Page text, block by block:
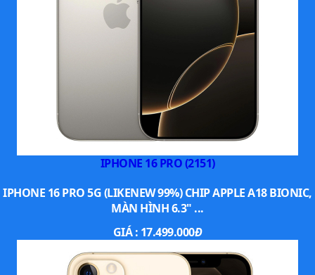
Ngoài ra, AI camera cũng đã được xuất hiện trên iPhone
Xs giúp máy có thể nhận biết được các vật thể để tự
động điều chỉnh màu sắc, độ tương phản sao cho phù
IPHONE 16 PRO (2151)
IPHONE 16 PRO 5G (LIKENEW 99%) CHIP APPLE A18 BIONIC,
MÀN HÌNH 6.3" ...
GIÁ : 17.499.000Đ